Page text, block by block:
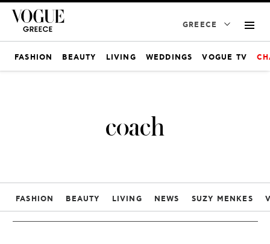
GREECE
FASHION BEAUTY LIVING WEDDINGS VOGUE TV
coach
FASHION BEAUTY LIVING NEWS SUZY MENKES